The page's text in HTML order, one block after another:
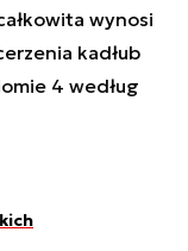
wynosi
kadłub
4 według